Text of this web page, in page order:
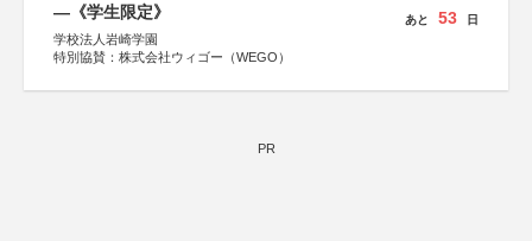
文部科学省
日本経済団体連合会
関西経済連合会
―《学生限定》
学校法人岩崎学園
特別協賛：株式会社ウィゴー（WEGO）
あと 53 日
PR